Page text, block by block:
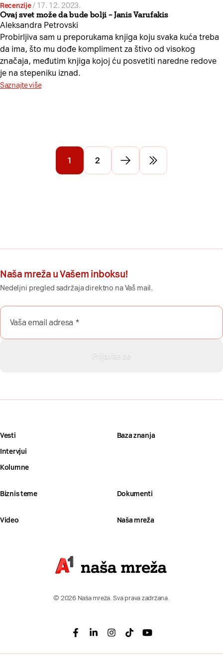
Recenzije/ 17. 12. 2023.
Ovaj svet može da bude bolji – Janis Varufakis
Aleksandra Petrovski
Probirljiva sam u preporukama knjiga koju svaka kuća treba
da ima, što mu dođe kompliment za štivo od visokog
značaja, međutim knjiga kojoj ću posvetiti naredne redove
je na stepeniku iznad.
Saznajte više
1 2 Idi na sledeću stranu
Idi na poslednju
Naša mreža u Vašem inboksu!
Nedeljni pregled sadržaja direktno na Vaš mail.
Vesti
Intervjui
Kolumne
Baza znanja
Biznis teme Dokumenti
Video Naša mreža
© 2026 Naša mreža. Sva prava zadržana.
Facebook
LinkedinInstagram
TiktokYoutube